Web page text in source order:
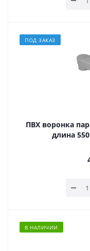
ПОД ЗАКАЗ
ПВХ воронка
длина
В НАЛИЧИИ